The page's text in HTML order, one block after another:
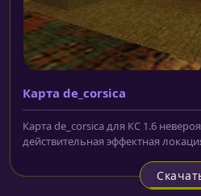
Карта de_corsica
Карта de_corsica для КС 1.6
действительная эффектная